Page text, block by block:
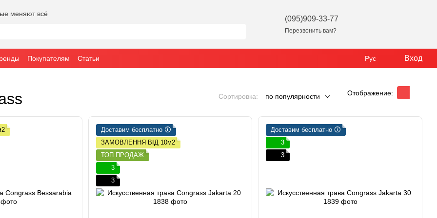
меняют всё
(095)909-33-77
Перезвонить вам?
Покупателям Статьи Рус Вход
Сортировка: по популярности Отображение:
Доставим бесплатно 🛈
ЗАМОВЛЕННЯ ВІД 10м2
ТОП ПРОДАЖ
3
3
Доставим бесплатно 🛈
3
3